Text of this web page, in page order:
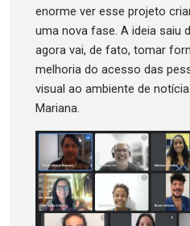
enorme ver esse projeto
uma nova fase. A ideia saiu
agora vai, de fato, tomar
melhoria do acesso das
visual ao ambiente de
Mariana.